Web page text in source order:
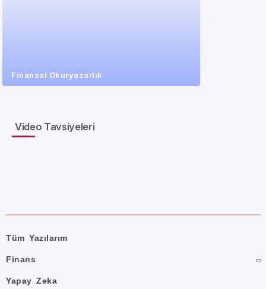
Finansal Okuryazarlık
Video Tavsiyeleri
Tüm Yazılarım
Finans
Yapay Zeka